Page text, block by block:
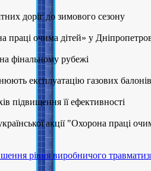
доріг до зимового сезону
праці очима дітей» у
фінальному рубежі
експлуатацію газових балонів
підвищення її ефективності
акції "Охорона праці
рівня виробничого